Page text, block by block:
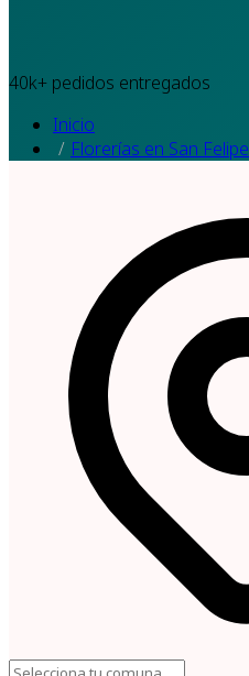
40k+ pedidos entregados
Inicio
Florerías en San Felipe